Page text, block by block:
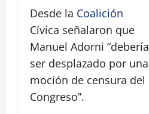
Desde la Coalición
Cívica señalaron que
Manuel Adorni “debería
ser desplazado por una
moción de censura del
Congreso”.